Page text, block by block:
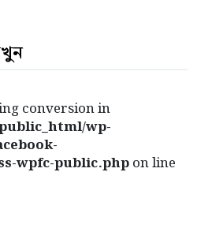
conversion in
wp-
wpfc-public.phpon line